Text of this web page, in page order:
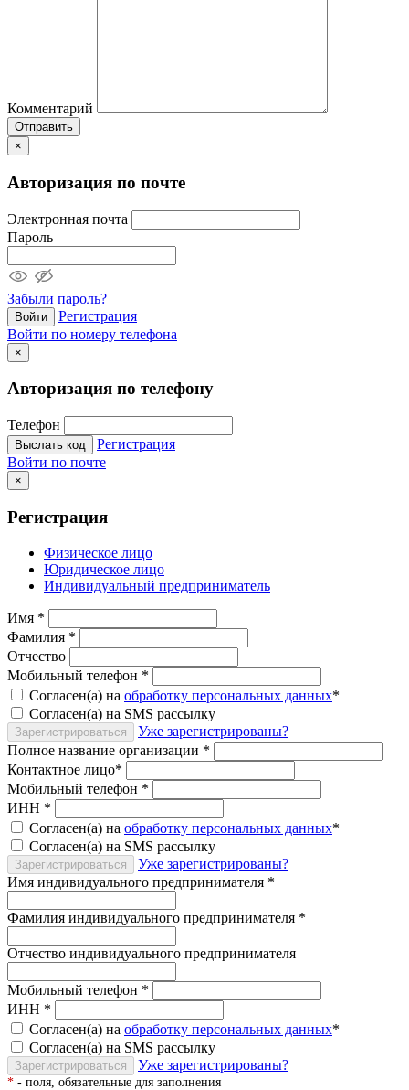
Комментарий
Отправить
×
Авторизация по почте
Электронная почта
Пароль
Забыли пароль?
Войти
Регистрация
Войти по номеру телефона
×
Авторизация по телефону
Телефон
Выслать код
Регистрация
Войти по почте
×
Регистрация
Физическое лицо
Юридическое лицо
Индивидуальный предприниматель
Имя *
Фамилия *
Отчество
Мобильный телефон *
Согласен(а) на обработку персональных данных*
Согласен(а) на SMS рассылку
Зарегистрироваться
Уже зарегистрированы?
Полное название организации *
Контактное лицо*
Мобильный телефон *
ИНН *
Согласен(а) на обработку персональных данных*
Согласен(а) на SMS рассылку
Зарегистрироваться
Уже зарегистрированы?
Имя индивидуального предпринимателя *
Фамилия индивидуального предпринимателя *
Отчество индивидуального предпринимателя
Мобильный телефон *
ИНН *
Согласен(а) на обработку персональных данных*
Согласен(а) на SMS рассылку
Зарегистрироваться Уже зарегистрированы?
* - поля, обязательные для заполнения